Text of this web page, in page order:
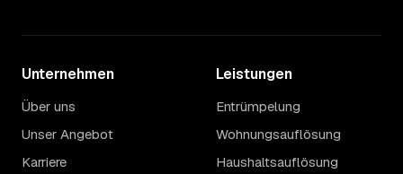
Unternehmen
Über uns
Unser Angebot
Karriere
Leistungen
Entrümpelung
Wohnungsauflösung
Haushaltsauflösung